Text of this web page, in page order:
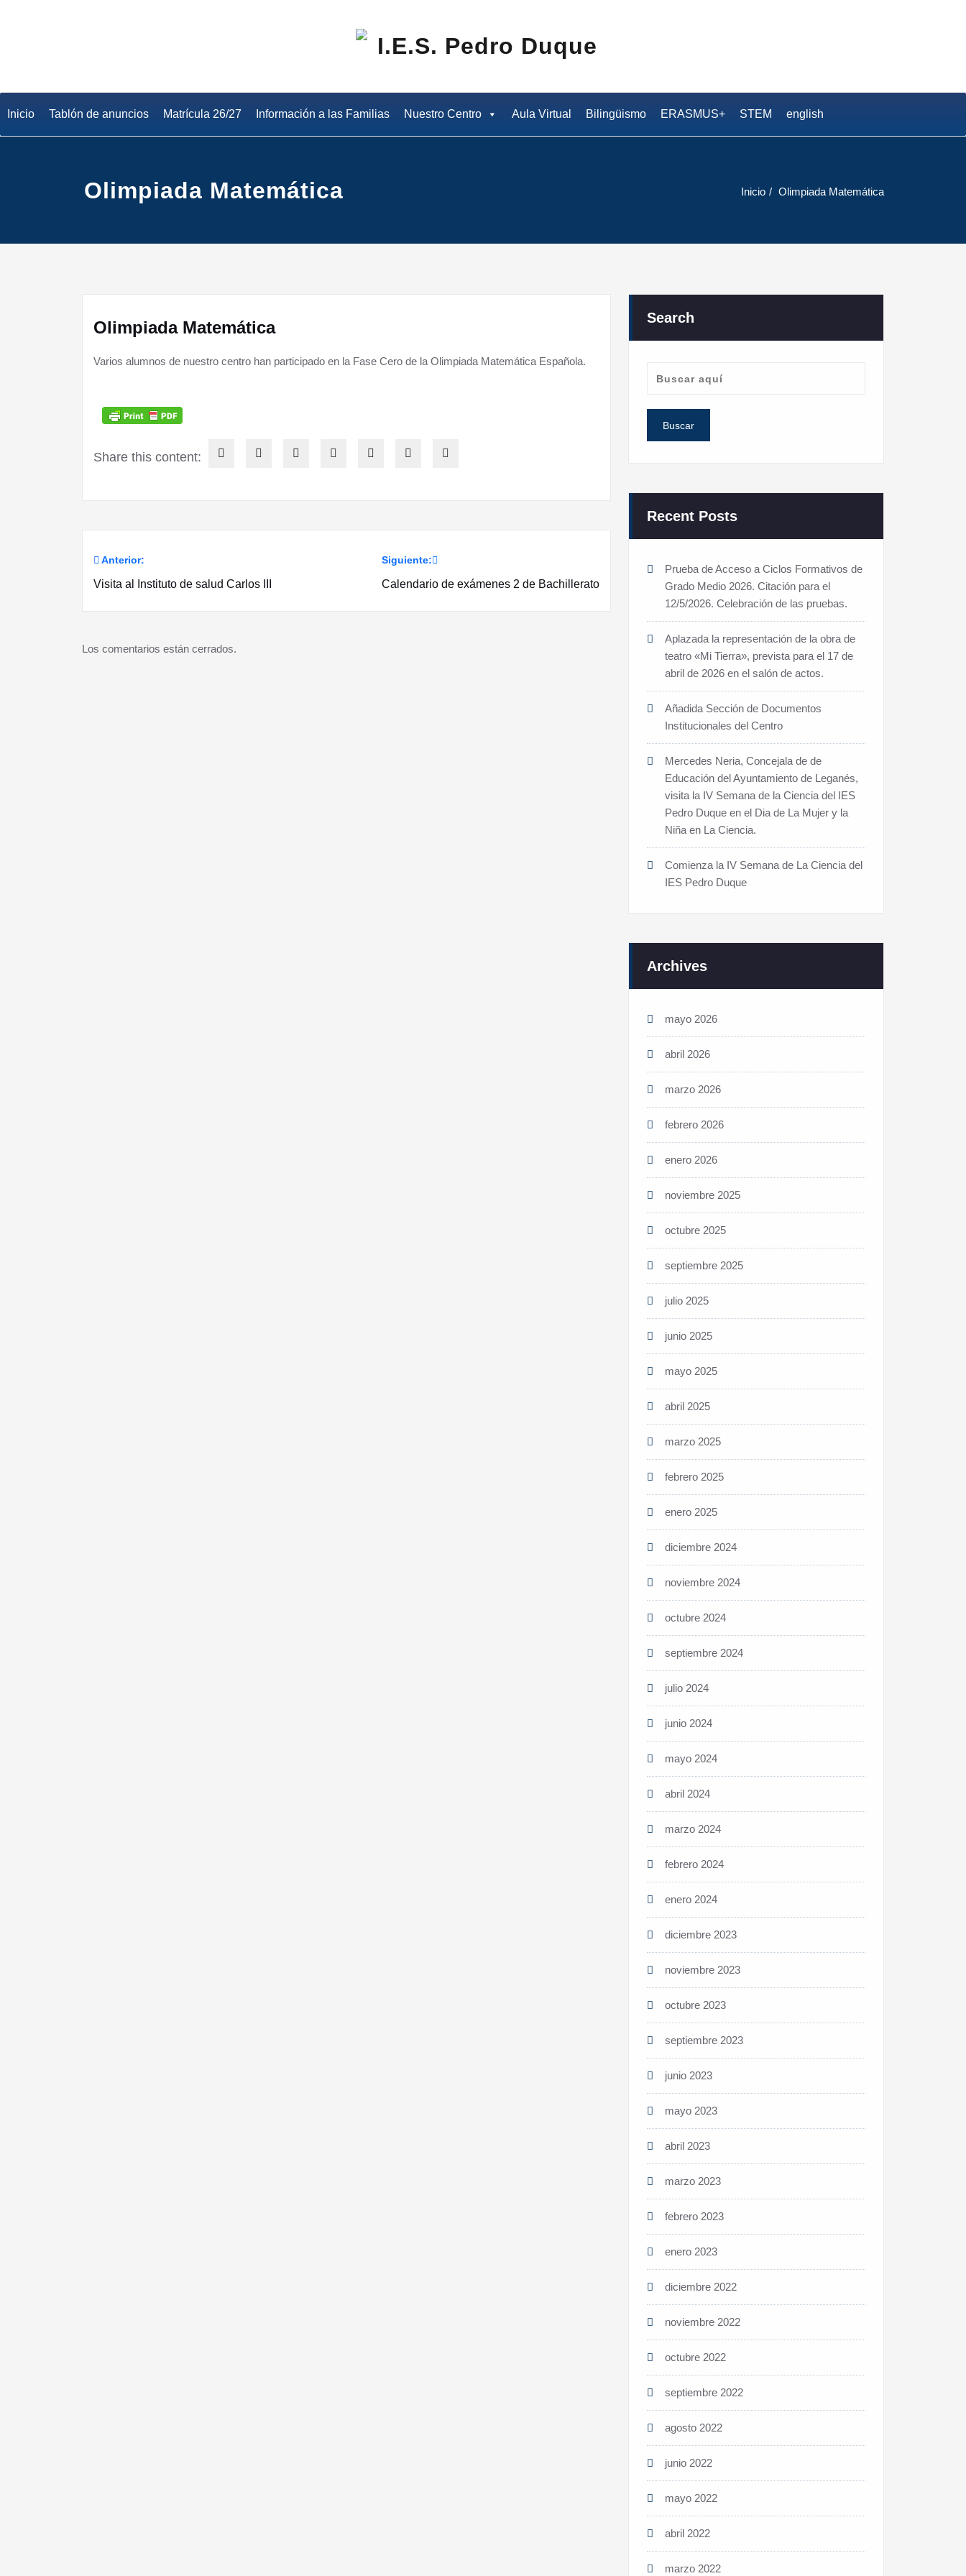
Inicio Tablón de anuncios Matrícula 26/27 Información a las Familias Nuestro Centro Aula Virtual Bilingüismo ERASMUS+ STEM english
Olimpiada Matemática Inicio Olimpiada Matemática
Olimpiada Matemática
Varios alumnos de nuestro centro han participado en la Fase Cero de la Olimpiada Matemática Española.
Share this content:
Navegación
Anterior:
Visita al Instituto de salud Carlos III
Siguiente:
Calendario de exámenes 2 de Bachillerato
Los comentarios están cerrados.
Search
Recent Posts
Prueba de Acceso a Ciclos Formativos de
Grado Medio 2026. Citación para el
12/5/2026. Celebración de las pruebas.
Aplazada la representación de la obra de
teatro «Mi Tierra», prevista para el 17 de
abril de 2026 en el salón de actos.
Añadida Sección de Documentos
Institucionales del Centro
Mercedes Neria, Concejala de de
Educación del Ayuntamiento de Leganés,
visita la IV Semana de la Ciencia del IES
Pedro Duque en el Dia de La Mujer y la
Niña en La Ciencia.
Comienza la IV Semana de La Ciencia del
IES Pedro Duque
Archives
mayo 2026
abril 2026
marzo 2026
febrero 2026
enero 2026
noviembre 2025
octubre 2025
septiembre 2025
julio 2025
junio 2025
mayo 2025
abril 2025
marzo 2025
febrero 2025
enero 2025
diciembre 2024
noviembre 2024
octubre 2024
septiembre 2024
julio 2024
junio 2024
mayo 2024
abril 2024
marzo 2024
febrero 2024
enero 2024
diciembre 2023
noviembre 2023
octubre 2023
septiembre 2023
junio 2023
mayo 2023
abril 2023
marzo 2023
febrero 2023
enero 2023
diciembre 2022
noviembre 2022
octubre 2022
septiembre 2022
agosto 2022
junio 2022
mayo 2022
abril 2022
marzo 2022